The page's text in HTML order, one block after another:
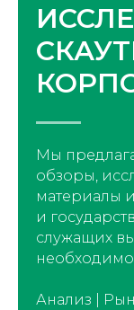
Мы
обзоры,
материалы
и
служащих
Анализ |